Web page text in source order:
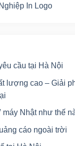
In Logo
cầu tại Hà Nội
lượng cao – Giải
Nhật như thế
cáo ngoài trời